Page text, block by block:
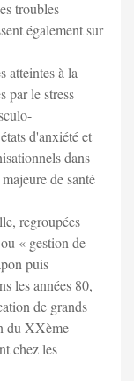
troubles
également sur
atteintes à la
par le stress
d'anxiété et
dans
de santé
regroupées
« gestion de
puis
les années 80,
de grands
du XXème
chez les